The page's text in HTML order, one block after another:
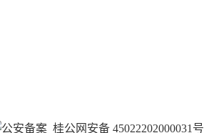
桂公网安备 45022202000031号